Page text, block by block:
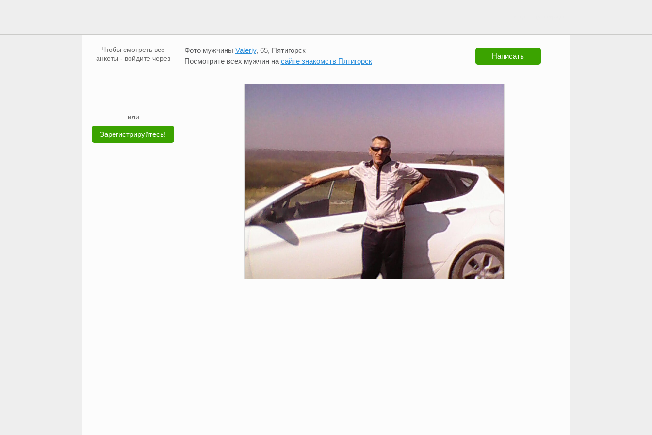
Чтобы смотреть все
анкеты - войдите через
или
Зарегистрируйтесь!
Фото мужчины Valeriy, 65, Пятигорск
Посмотрите всех мужчин на сайте знакомств Пятигорск
Написать